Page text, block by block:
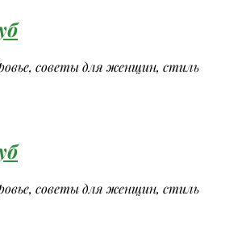
советы для женщин, стиль
советы для женщин, стиль